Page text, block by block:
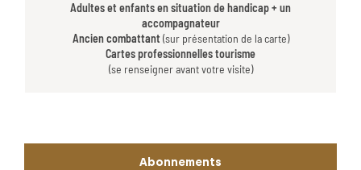
Adultes et enfants en situation de handicap + un
accompagnateur
Ancien combattant (sur présentation de la carte)
Cartes professionnelles tourisme
(se renseigner avant votre visite)
Abonnements